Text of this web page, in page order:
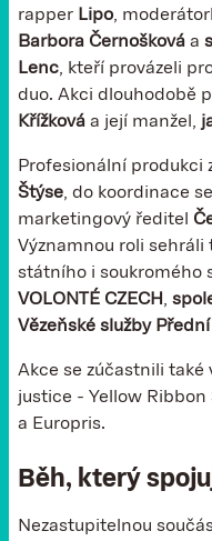
rapper Lipo,
Barbora Černošková a
Lenc, kteří provázeli
duo. Akci dlouhodobě
Křížková a její manžel,
Profesionální produkci
Štýse, do koordinace
marketingový ředitel
Významnou roli sehráli
státního i soukromého
VOLONTÉ CZECH,
Vězeňské služby
Akce se zúčastnili
justice - Yellow Ribbon
a Europris.
Běh, který
Nezastupitelnou